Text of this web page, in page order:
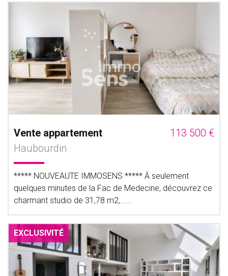
Vente appartement
113 500 €
Haubourdin
***** NOUVEAUTE IMMOSENS ***** À seulement
quelques minutes de la Fac de Medecine, découvrez ce
charmant studio de 31,78 m2,......
EXCLUSIVITÉ